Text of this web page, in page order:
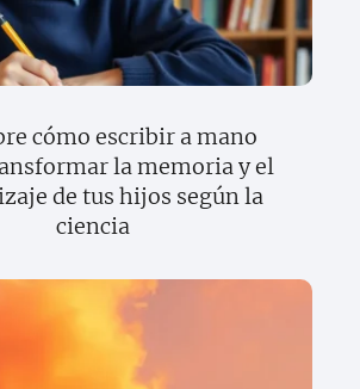
cómo escribir a mano
la memoria y el
de tus hijos según la
ciencia